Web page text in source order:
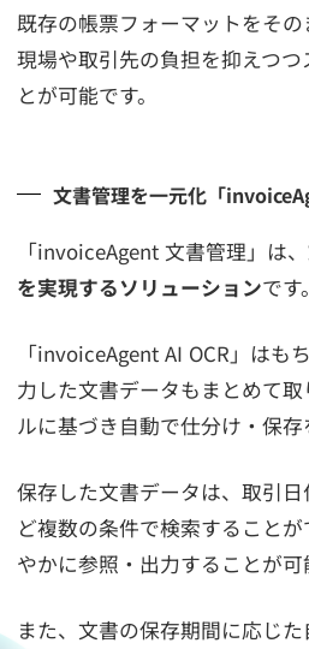
既存の帳票フォーマットをその
現場や取引先の負担を抑えつ
とが可能です。
文書管理を一元化「
「invoiceAgent 文書管理」は、
を実現するソリューションです。
「invoiceAgent AI OCR」はも
力した文書データもまとめて
ルに基づき自動で仕分け・保存
保存した文書データは、取引
ど複数の条件で検索すること
やかに参照・出力することが可
また、文書の保存期間に応じ